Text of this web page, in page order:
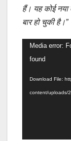
हैं। यह कोई नया
बार हो चुकी है।”
Video
Player
Media error:
found
Download File:
content/uploads/